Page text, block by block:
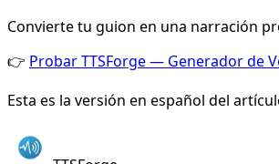
Convierte tu guion en una narración
👉 Probar TTSForge — Generador de
Esta es la versión en español del